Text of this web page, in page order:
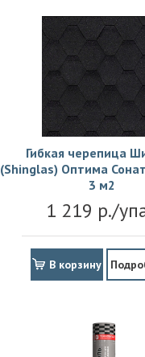
Гибкая черепица
(Shinglas) Оптима
3 м2
1 219 р./
В корзину